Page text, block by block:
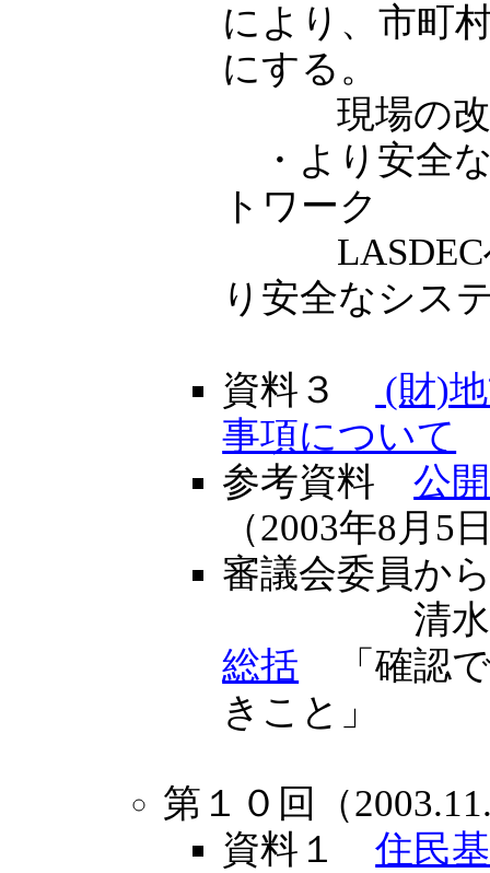
により、市町
にする。
現場の改
・より安全
トワーク
LASDECへ
り安全なシス
資料３
(財)
事項について
参考資料公
（2003年8月5
審議会委員か
清水
総括 「確認
きこと」
第１０回（
資料１住民